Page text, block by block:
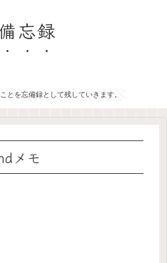
忘録
とを忘備録として残していきます。
メモ